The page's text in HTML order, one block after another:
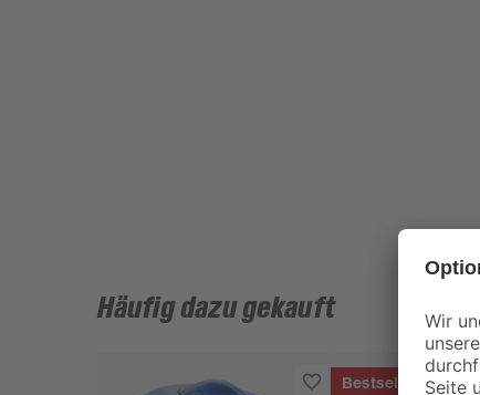
Häufig dazu gekauft
Bestseller